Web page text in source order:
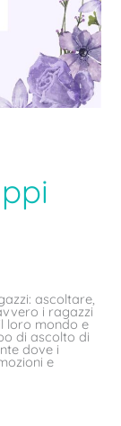
ascoltare,
i ragazzi
loro mondo e
di ascolto di
dove i
e